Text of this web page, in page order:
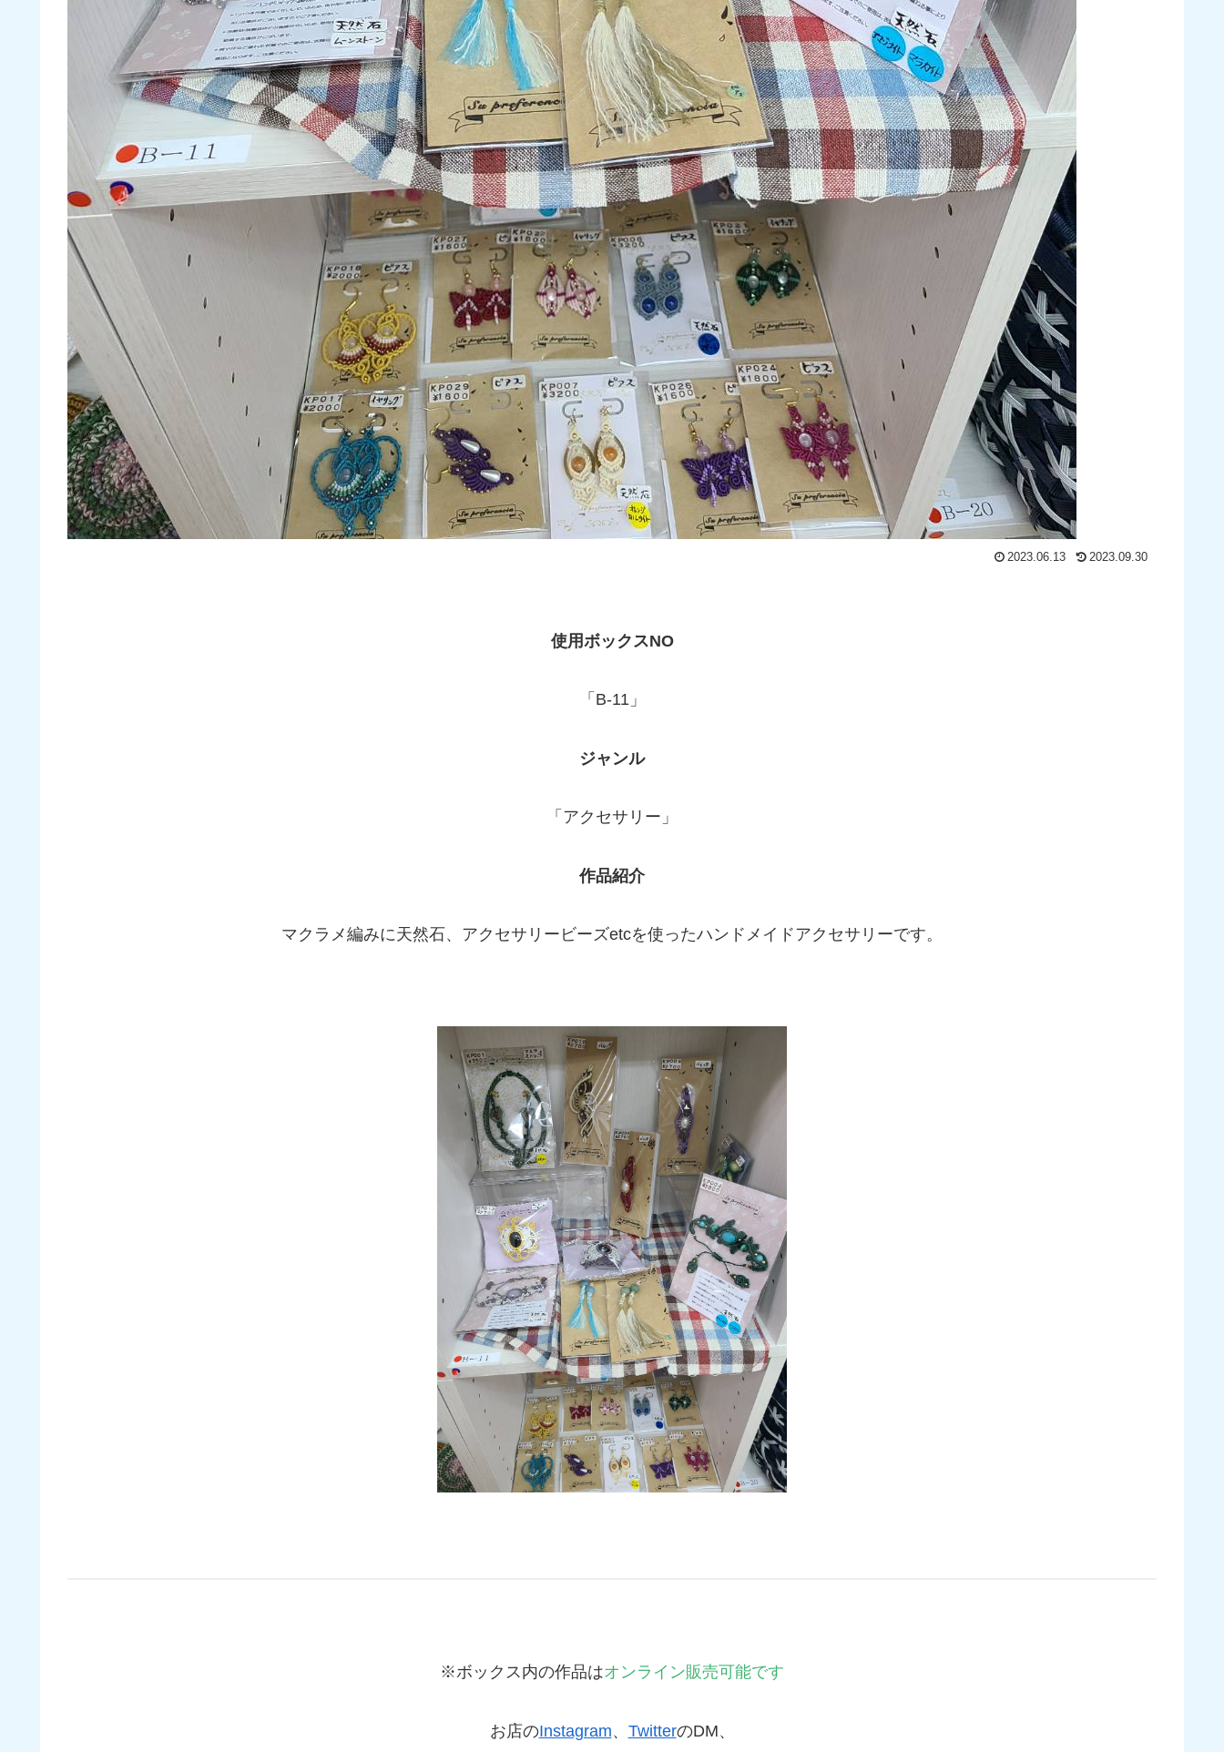
2023.06.13 2023.09.30
使用ボックスNO
「B-11」
ジャンル
「アクセサリー」
作品紹介
マクラメ編みに天然石、アクセサリービーズetcを使ったハンドメイドアクセサリーです。
※ボックス内の作品はオンライン販売可能です
お店のInstagram、 TwitterのDM、